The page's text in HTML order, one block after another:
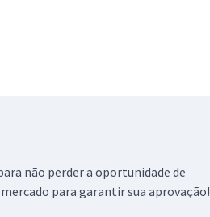
não perder a oportunidade de
para garantir sua aprovação!